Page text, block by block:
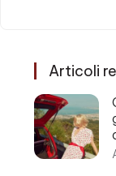
Articoli